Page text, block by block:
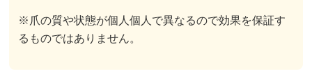
※爪の質や状態が個人個人で異なるので効果を保証す
るものではありません。